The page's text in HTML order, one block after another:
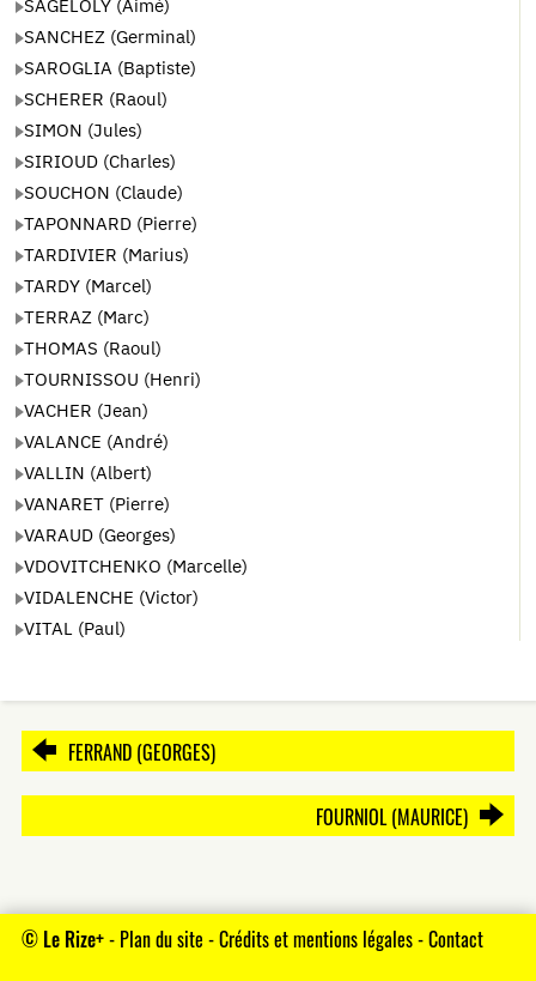
SAGELOLY (Aimé)
SANCHEZ (Germinal)
SAROGLIA (Baptiste)
SCHERER (Raoul)
SIMON (Jules)
SIRIOUD (Charles)
SOUCHON (Claude)
TAPONNARD (Pierre)
TARDIVIER (Marius)
TARDY (Marcel)
TERRAZ (Marc)
THOMAS (Raoul)
TOURNISSOU (Henri)
VACHER (Jean)
VALANCE (André)
VALLIN (Albert)
VANARET (Pierre)
VARAUD (Georges)
VDOVITCHENKO (Marcelle)
VIDALENCHE (Victor)
VITAL (Paul)
FERRAND (GEORGES)
FOURNIOL (MAURICE)
© Le Rize+- Plan du site -Crédits et mentions légales-Contact